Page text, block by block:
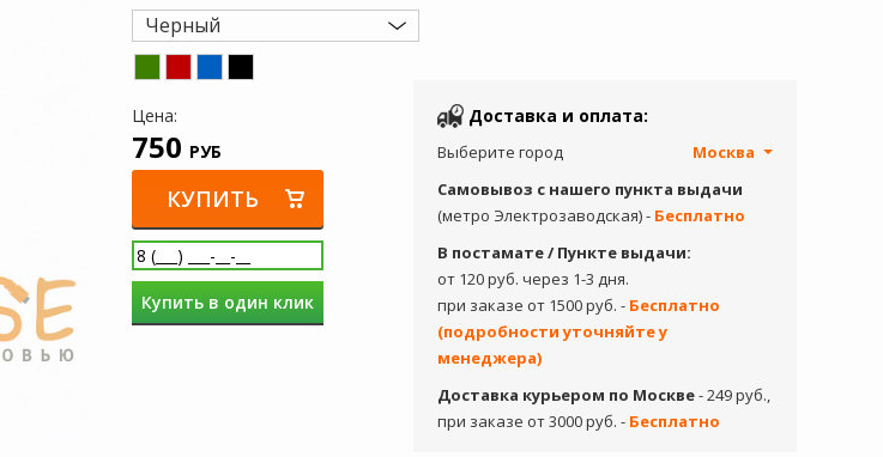
Черный
Цена:
750 РУБ
КУПИТЬ
Купить в один клик
Доставка и оплата:
Выберите город
Москва
Самовывоз с нашего пункта выдачи
(метро Электрозаводская) - Бесплатно
В постамате / Пункте выдачи:
от 120 руб. через 1-3 дня.
при заказе от 1500 руб. - Бесплатно
(подробности уточняйте у
менеджера)
Доставка курьером по Москве- 249 руб.,
при заказе от 3000 руб. - Бесплатно